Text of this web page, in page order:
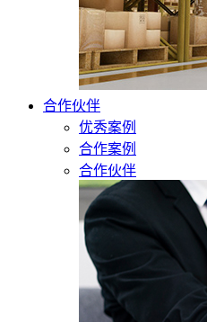
合作伙伴
优秀案例
合作案例
合作伙伴